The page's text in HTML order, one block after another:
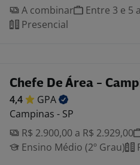
A combinar
Entre 3 e 5
Presencial
Chefe De Área -
4,4
GPA
Campinas - SP
R$ 2.900,00 a R$ 2.929,00
Ensino Médio (2º Grau)